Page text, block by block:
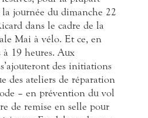
journée du dimanche 22
dans le cadre de la
Mai à vélo. Et ce, en
19 heures. Aux
des initiations
des ateliers de réparation
– en prévention du vol
de remise en selle pour